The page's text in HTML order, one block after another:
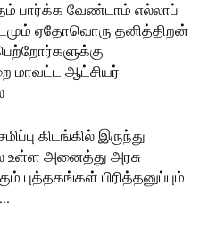
பார்க்க வேண்டாம் எல்லாப்
ஏதோவொரு தனித்திறன்
மாவட்ட ஆட்சியர்
கிடங்கில் இருந்து
உள்ள அனைத்து அரசு
புத்தகங்கள் பிரித்தனுப்பும்